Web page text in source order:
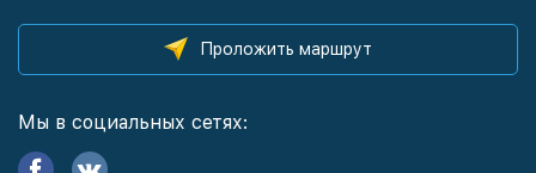
Проложить маршрут
Мы в социальных сетях: